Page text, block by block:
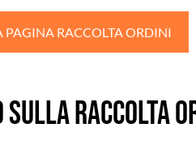
PAGINA RACCOLTA ORDINI
RACCOLTA